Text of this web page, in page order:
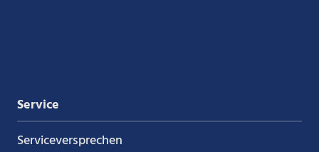
Service
Service­versprechen